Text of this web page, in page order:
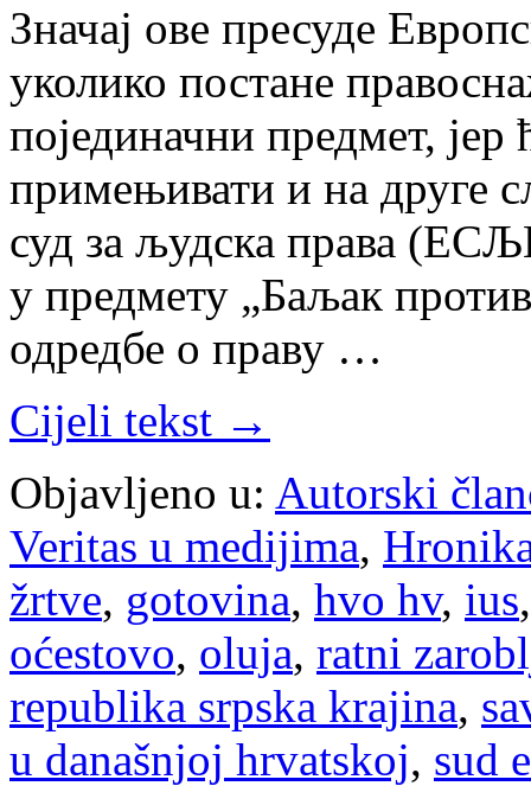
Значај ове пресуде
уколико постане
појединачни предмет,
примењивати и на друге
суд за људска права
у предмету „Баљак
одредбе о праву …
Cijeli tekst →
Objavljeno u: Autorski
Veritas u medijima,
žrtve, gotovina, hvo hv, ius
oćestovo, oluja, ratni
republika srpska krajina,
u današnjoj hrvatskoj, sud